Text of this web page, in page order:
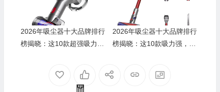
2026年吸尘器十大品牌排行
榜揭晓：这10款超强吸力，
2026年吸尘器十大品牌排行
榜揭晓：这10款吸力强，清